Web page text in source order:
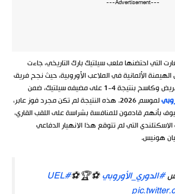
---Advertisement---
التي احتضنها ملعب سيلتيك بارك التاريخي، جاءت
الألمانية في الملاعب الأوروبية، حيث نجح فريق
شتوتغارت في تحقيق فوز عريض وكاسح بنتيجة 4-1 على مضيفه سيلتيك، ضمن
لموسم 2026. هذه النتيجة لم تكن مجرد فوز عابر،
بأنهم قادمون للمنافسة بشراسة على اللقب القاري،
التي لم تتوقع هذا الانهيار الدفاعي
هونيس.
#الدوري_الأوروبي⚽🏆⚽
#UEL